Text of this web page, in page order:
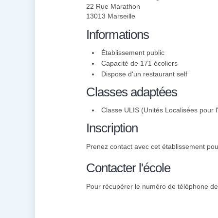
22 Rue Marathon
13013 Marseille
Informations
Établissement public
Capacité de 171 écoliers
Dispose d'un restaurant self
Classes adaptées
Classe ULIS (Unités Localisées pour
Inscription
Prenez contact avec cet établissement
Contacter l'école
Pour récupérer le numéro de téléphone